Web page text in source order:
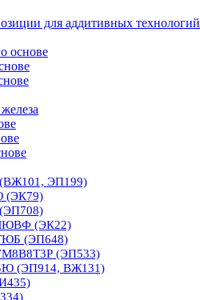
для аддитивных технологий
основе
ЭП199)
(ЭК79)
(ЭК22)
(ЭП648)
(ЭП533)
(ЭП914, ВЖ131)